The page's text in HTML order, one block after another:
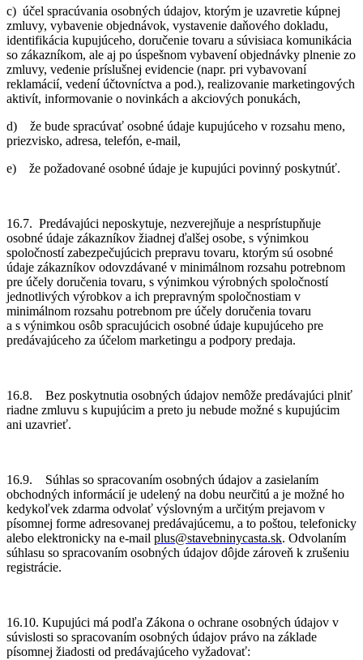
c) účel spracúvania osobných údajov, ktorým je uzavretie kúpnej
zmluvy, vybavenie objednávok, vystavenie daňového dokladu,
identifikácia kupujúceho, doručenie tovaru a súvisiaca komunikácia
so zákazníkom, ale aj po úspešnom vybavení objednávky plnenie zo
zmluvy, vedenie príslušnej evidencie (napr. pri vybavovaní
reklamácií, vedení účtovníctva a pod.), realizovanie marketingových
aktivít, informovanie o novinkách a akciových ponukách,
d) že bude spracúvať osobné údaje kupujúceho v rozsahu meno,
priezvisko, adresa, telefón, e-mail,
e) že požadované osobné údaje je kupujúci povinný poskytnúť.
16.7. Predávajúci neposkytuje, nezverejňuje a nesprístupňuje
osobné údaje zákazníkov žiadnej ďalšej osobe, s výnimkou
spoločností zabezpečujúcich prepravu tovaru, ktorým sú osobné
údaje zákazníkov odovzdávané v minimálnom rozsahu potrebnom
pre účely doručenia tovaru, s výnimkou výrobných spoločností
jednotlivých výrobkov a ich prepravným spoločnostiam v
minimálnom rozsahu potrebnom pre účely doručenia tovaru
a s výnimkou osôb spracujúcich osobné údaje kupujúceho pre
predávajúceho za účelom marketingu a podpory predaja.
16.8. Bez poskytnutia osobných údajov nemôže predávajúci plniť
riadne zmluvu s kupujúcim a preto ju nebude možné s kupujúcim
ani uzavrieť.
16.9. Súhlas so spracovaním osobných údajov a zasielaním
obchodných informácií je udelený na dobu neurčitú a je možné ho
kedykoľvek zdarma odvolať výslovným a určitým prejavom v
písomnej forme adresovanej predávajúcemu, a to poštou, telefonicky
alebo elektronicky na e-mail plus@stavebninycasta.sk. Odvolaním
súhlasu so spracovaním osobných údajov dôjde zároveň k zrušeniu
registrácie.
16.10. Kupujúci má podľa Zákona o ochrane osobných údajov v
súvislosti so spracovaním osobných údajov právo na základe
písomnej žiadosti od predávajúceho vyžadovať: